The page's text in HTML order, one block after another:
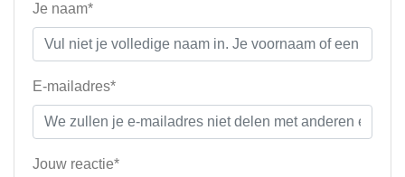
Je naam*
E-mailadres*
Jouw reactie*